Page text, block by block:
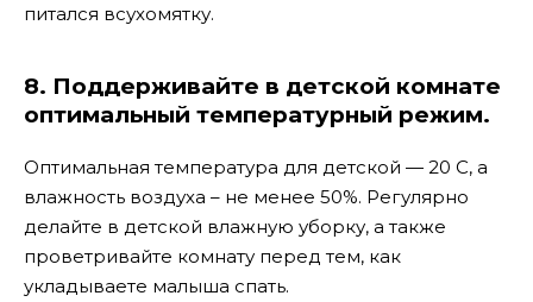
питался всухомятку.
8. Поддерживайте в детской комнате
оптимальный температурный режим.
Оптимальная температура для детской — 20 С, а
влажность воздуха – не менее 50%. Регулярно
делайте в детской влажную уборку, а также
проветривайте комнату перед тем, как
укладываете малыша спать.